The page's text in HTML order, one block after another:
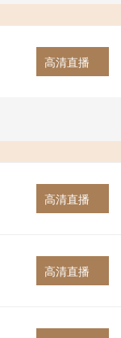
高清直播
高清直播
高清直播